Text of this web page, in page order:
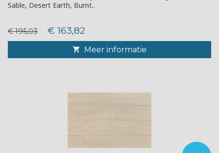
Sable, Desert Earth, Burnt..
€ 195,03 € 163,82
Meer informatie